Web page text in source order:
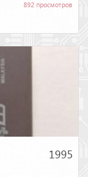
892 просмотров
1995